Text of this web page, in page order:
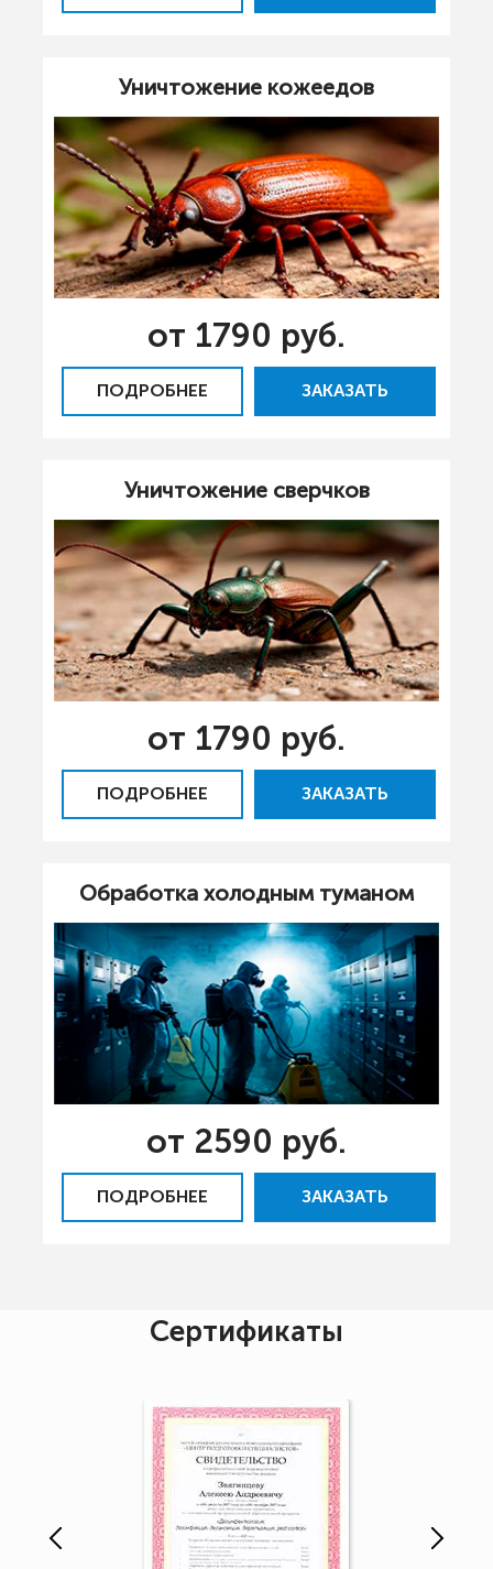
Уничтожение кожеедов
от 1790 руб.
ПОДРОБНЕЕ ЗАКАЗАТЬ
Уничтожение сверчков
от 1790 руб.
ПОДРОБНЕЕ ЗАКАЗАТЬ
Обработка холодным туманом
от 2590 руб.
ПОДРОБНЕЕ ЗАКАЗАТЬ
Сертификаты